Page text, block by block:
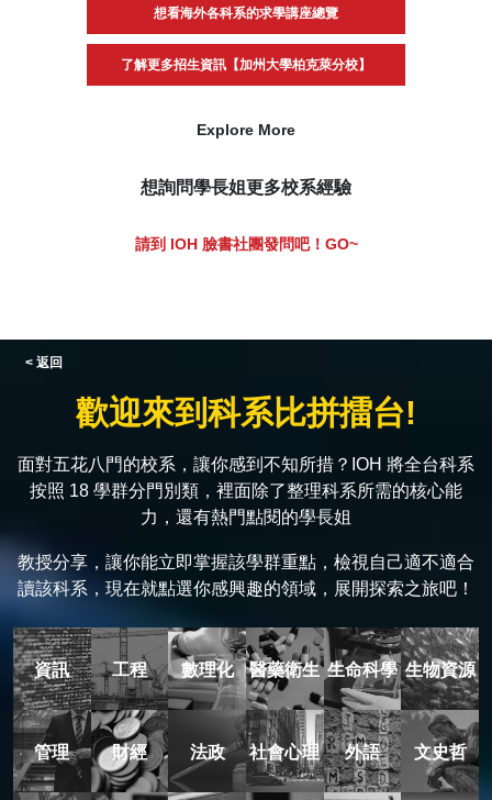
想看海外各科系的求學講座總覽
了解更多招生資訊【加州大學柏克萊分校】
Explore More
想詢問學長姐更多校系經驗
請到 IOH 臉書社團發問吧！GO~
< 返回
歡迎來到科系比拼擂台!
面對五花八門的校系，讓你感到不知所措？IOH 將全台科系
按照 18 學群分門別類，裡面除了整理科系所需的核心能
力，還有熱門點閱的學長姐
教授分享，讓你能立即掌握該學群重點，檢視自己適不適合
讀該科系，現在就點選你感興趣的領域，展開探索之旅吧！
資訊 工程 數理化 醫藥衛生 生命科學 生物資源
管理 財經 法政 社會心理 外語 文史哲